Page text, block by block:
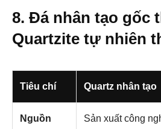
8. Đá nhân tạo gốc
Quartzite tự nhiên
Tiêu chí Quartz nhân tạo
Nguồn
Sản xuất công